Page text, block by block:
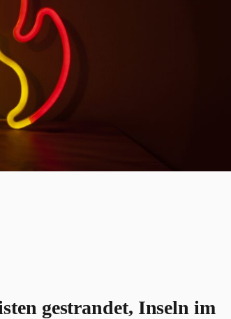
gestrandet, Inseln im